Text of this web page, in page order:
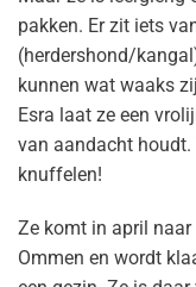
pakken. Er zit iets
(herdershond/
kunnen wat waaks
Esra laat ze een
van aandacht
knuffelen!
Ze komt in april
Ommen en wordt